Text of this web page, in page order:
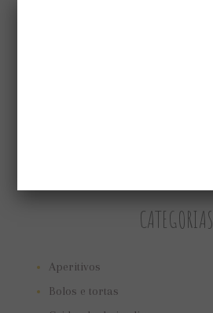
CATEGORIAS
Aperitivos
Bolos e tortas